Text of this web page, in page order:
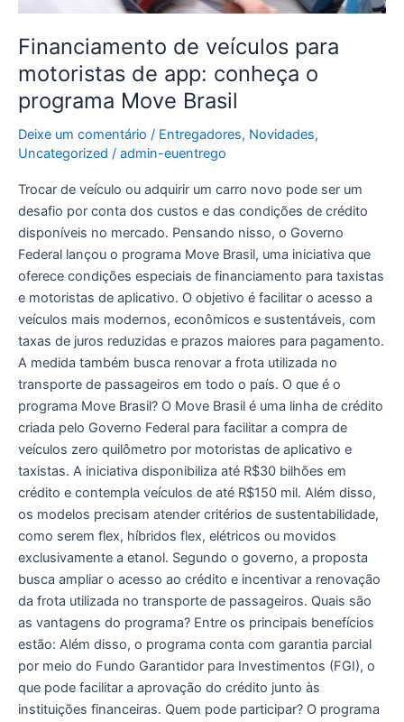
Financiamento de veículos para
motoristas de app: conheça o
programa Move Brasil
Deixe um comentário / Entregadores, Novidades,
Uncategorized / admin-euentrego
Trocar de veículo ou adquirir um carro novo pode ser um
desafio por conta dos custos e das condições de crédito
disponíveis no mercado. Pensando nisso, o Governo
Federal lançou o programa Move Brasil, uma iniciativa que
oferece condições especiais de financiamento para taxistas
e motoristas de aplicativo. O objetivo é facilitar o acesso a
veículos mais modernos, econômicos e sustentáveis, com
taxas de juros reduzidas e prazos maiores para pagamento.
A medida também busca renovar a frota utilizada no
transporte de passageiros em todo o país. O que é o
programa Move Brasil? O Move Brasil é uma linha de crédito
criada pelo Governo Federal para facilitar a compra de
veículos zero quilômetro por motoristas de aplicativo e
taxistas. A iniciativa disponibiliza até R$30 bilhões em
crédito e contempla veículos de até R$150 mil. Além disso,
os modelos precisam atender critérios de sustentabilidade,
como serem flex, híbridos flex, elétricos ou movidos
exclusivamente a etanol. Segundo o governo, a proposta
busca ampliar o acesso ao crédito e incentivar a renovação
da frota utilizada no transporte de passageiros. Quais são
as vantagens do programa? Entre os principais benefícios
estão: Além disso, o programa conta com garantia parcial
por meio do Fundo Garantidor para Investimentos (FGI), o
que pode facilitar a aprovação do crédito junto às
instituições financeiras. Quem pode participar? O programa
Brasil